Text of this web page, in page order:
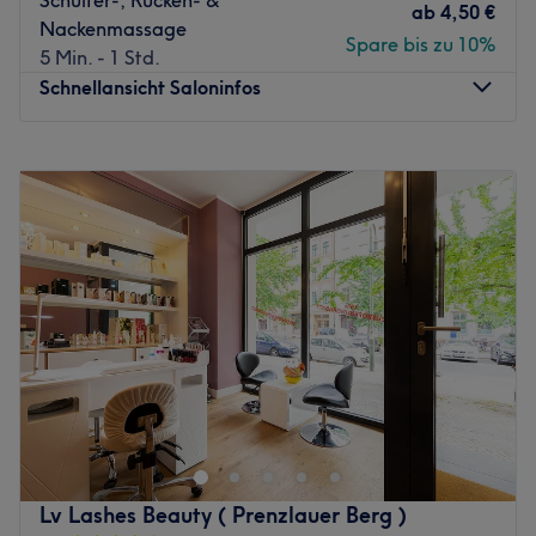
Nackenmassage
5 Min. - 1 Std.
ab 4,50 €
Spare bis zu 10%
Schnellansicht Saloninfos
Dienstag
09:15 –
Mittwoch
09:15
19:30
Donnerstag
09:15
19:30
Freitag
09:15
19:30
Samstag
09:15
18:30
Sonntag
Geschlossen
TH Nails in Moabit ist deine Adresse für gepflegte Nägel
und moderne Designs in entspannter Atmosphäre. Ob
klassische Maniküre, kreative Nailart oder langlebige
Modellagen – hier wird präzise gearbeitet und auf deine
Wünsche eingegangen. Für ein Ergebnis, das deinen Look
perfekt abrundet.
Lv Lashes Beauty ( Prenzlauer Berg )